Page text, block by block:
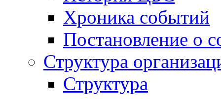
Хроника событий
Постановление о
Структура
Структура